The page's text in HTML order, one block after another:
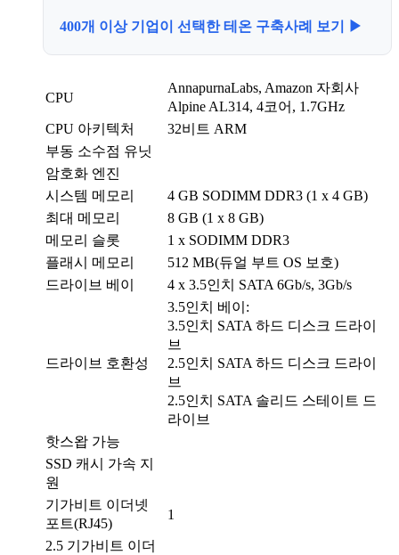
400개 이상 기업이 선택한 테온 구축사례 보기 ▶
CPU
AnnapurnaLabs, Amazon 자회사
Alpine AL314, 4코어, 1.7GHz
CPU 아키텍처
32비트 ARM
부동 소수점 유닛
암호화 엔진
시스템 메모리
4 GB SODIMM DDR3 (1 x 4 GB)
최대 메모리
8 GB (1 x 8 GB)
메모리 슬롯
1 x SODIMM DDR3
플래시 메모리
512 MB(듀얼 부트 OS 보호)
드라이브 베이
4 x 3.5인치 SATA 6Gb/s, 3Gb/s
드라이브 호환성
3.5인치 베이:
3.5인치 SATA 하드 디스크 드라이
브
2.5인치 SATA 하드 디스크 드라이
브
2.5인치 SATA 솔리드 스테이트 드
라이브
핫스왑 가능
SSD 캐시 가속 지
원
기가비트 이더넷
포트(RJ45)
1
2.5 기가비트 이더